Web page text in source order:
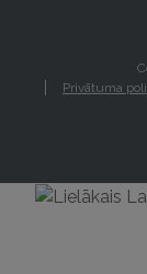
Privātuma